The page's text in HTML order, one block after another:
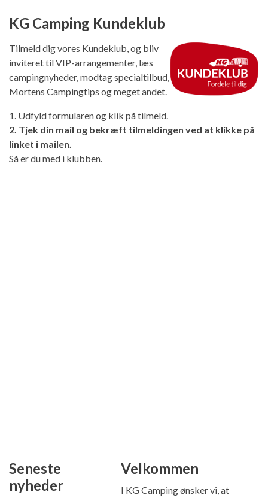
KG Camping Kundeklub
Tilmeld dig vores Kundeklub, og bliv
inviteret til VIP-arrangementer, læs
campingnyheder, modtag specialtilbud,
Mortens Campingtips og meget andet.
1. Udfyld formularen og klik på tilmeld.
2. Tjek din mail og bekræft tilmeldingen ved at klikke på
linket i mailen.
Så er du med i klubben.
Seneste
nyheder
Velkommen
I KG Camping ønsker vi, at